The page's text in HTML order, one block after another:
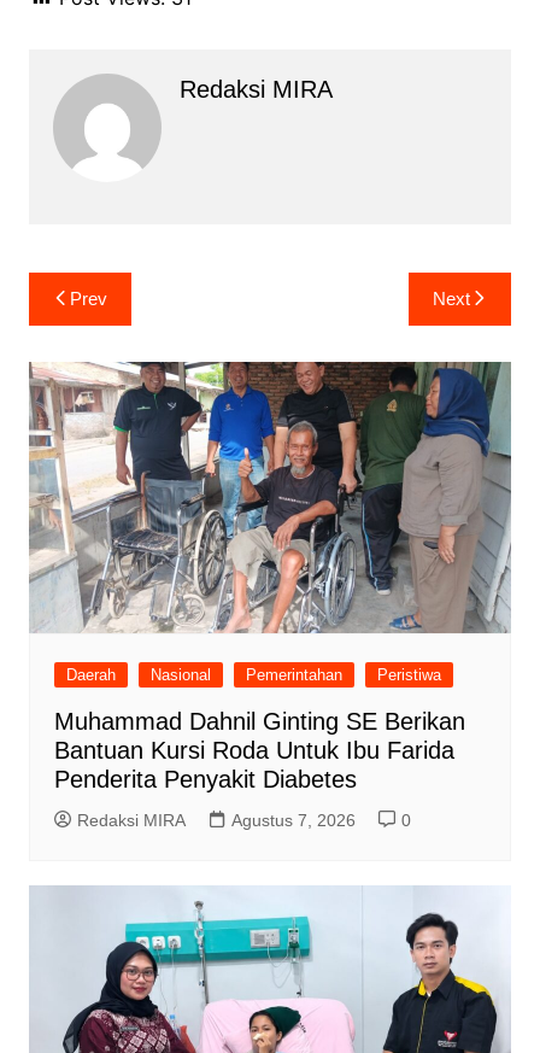
Redaksi MIRA
Navigasi
pos
Prev Next
Daerah Nasional Pemerintahan Peristiwa
Muhammad Dahnil Ginting SE Berikan
Bantuan Kursi Roda Untuk Ibu Farida
Penderita Penyakit Diabetes
Redaksi MIRA Agustus 7, 2026 0